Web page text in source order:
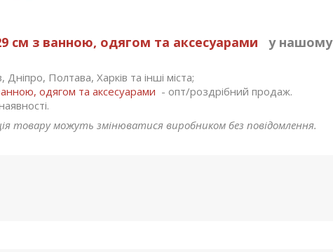
см з ванною, одягом та аксесуарами
у нашому
Полтава, Харків та інші міста;
одягом та аксесуарами - опт/роздрібний продаж.
товару можуть змінюватися виробником без повідомлення.